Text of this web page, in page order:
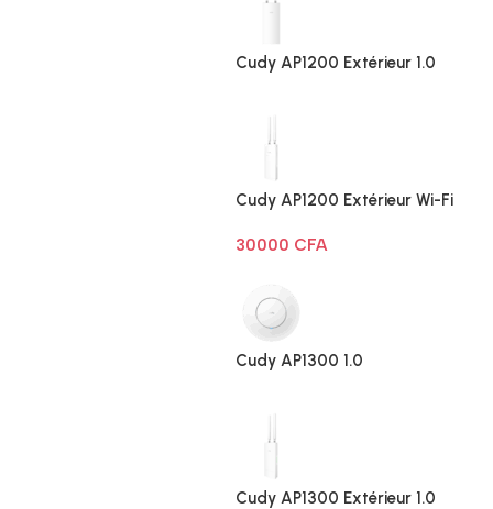
Cudy AP1200 Extérieur 1.0
Cudy AP1200 Extérieur Wi-Fi
30000 CFA
Cudy AP1300 1.0
Cudy AP1300 Extérieur 1.0